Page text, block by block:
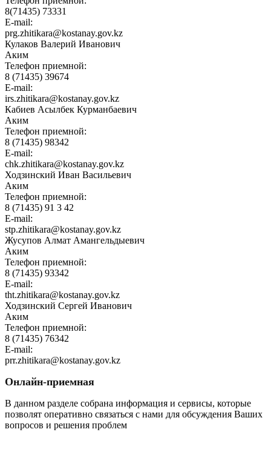
8(71435) 73331
E-mail:
prg.zhitikara@kostanay.gov.kz
Кулаков Валерий Иванович
Аким
Телефон приемной:
8 (71435) 39674
E-mail:
irs.zhitikara@kostanay.gov.kz
Кабиев Асылбек Курманбаевич
Аким
Телефон приемной:
8 (71435) 98342
E-mail:
chk.zhitikara@kostanay.gov.kz
Ходзинский Иван Васильевич
Аким
Телефон приемной:
8 (71435) 91 3 42
E-mail:
stp.zhitikara@kostanay.gov.kz
Жусупов Алмат Амангельдыевич
Аким
Телефон приемной:
8 (71435) 93342
E-mail:
tht.zhitikara@kostanay.gov.kz
Ходзинский Сергей Иванович
Аким
Телефон приемной:
8 (71435) 76342
E-mail:
prr.zhitikara@kostanay.gov.kz
Онлайн-приемная
В данном разделе собрана информация и сервисы, которые
позволят оперативно связаться с нами для обсуждения Ваших
вопросов и решения проблем